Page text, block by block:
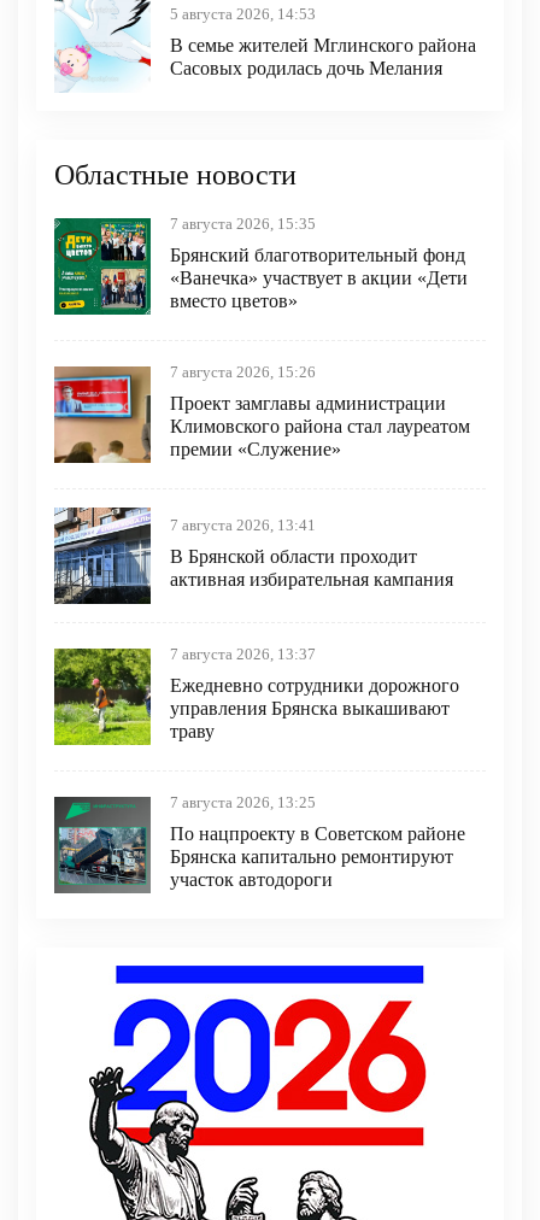
5 августа 2026, 14:53
В семье жителей Мглинского района
Сасовых родилась дочь Мелания
Областные новости
7 августа 2026, 15:35
Брянский благотворительный фонд
«Ванечка» участвует в акции «Дети
вместо цветов»
7 августа 2026, 15:26
Проект замглавы администрации
Климовского района стал лауреатом
премии «Служение»
7 августа 2026, 13:41
В Брянской области проходит
активная избирательная кампания
7 августа 2026, 13:37
Ежедневно сотрудники дорожного
управления Брянска выкашивают
траву
7 августа 2026, 13:25
По нацпроекту в Советском районе
Брянска капитально ремонтируют
участок автодороги